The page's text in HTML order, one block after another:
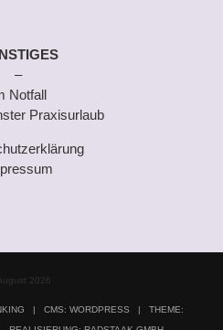
–
Notfall
Praxisurlaub
2026
| CMS: WORDPRESS | THEME: